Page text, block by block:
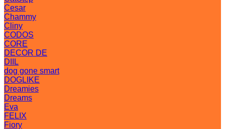
Cesar
Chammy
Cliny
CODOS
CORE
DECOR DE
DIIL
dog gone smart
DOGLIKE
Dreamies
Dreams
Eva
FELIX
Fiory